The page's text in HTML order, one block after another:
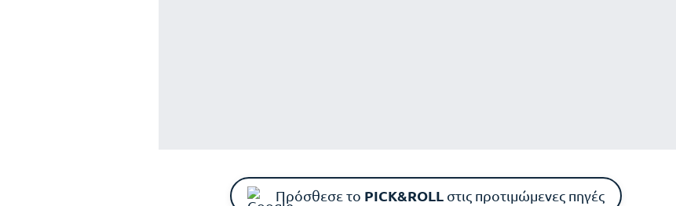
Πρόσθεσε το PICK&ROLLστις προτιμώμενες πηγές